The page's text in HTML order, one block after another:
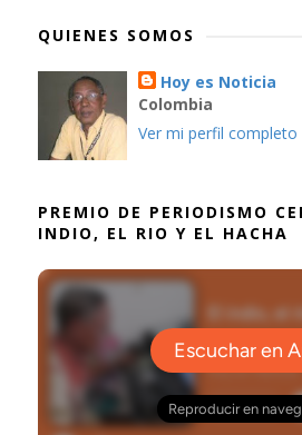
QUIENES SOMOS
Hoy es Noticia
Colombia
Ver mi perfil completo
PREMIO DE PERIODISMO
INDIO, EL RIO Y EL HACHA